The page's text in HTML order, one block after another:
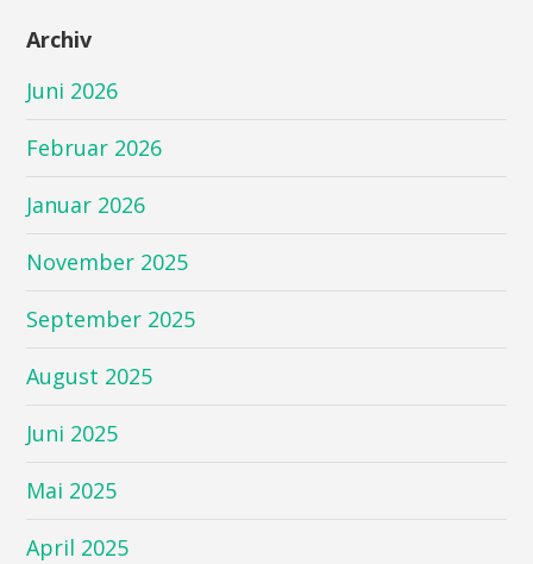
Archiv
Juni 2026
Februar 2026
Januar 2026
November 2025
September 2025
August 2025
Juni 2025
Mai 2025
April 2025